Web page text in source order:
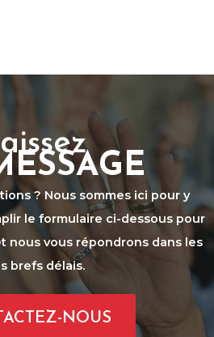
? Nous sommes ici pour y
le formulaire ci-dessous pour
nous vous répondrons dans les
brefs délais.
NOUS